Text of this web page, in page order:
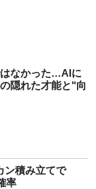
なかった…AIに
隠れた才能と"向
積み立てで
率